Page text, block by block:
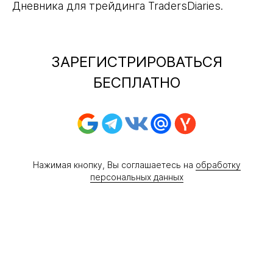
Дневника для трейдинга TradersDiaries.
ЗАРЕГИСТРИРОВАТЬСЯ
БЕСПЛАТНО
Нажимая кнопку, Вы соглашаетесь на обработку
персональных данных